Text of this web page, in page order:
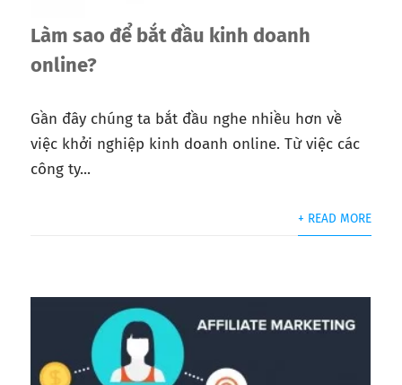
Làm sao để bắt đầu kinh doanh
online?
Gần đây chúng ta bắt đầu nghe nhiều hơn về
việc khởi nghiệp kinh doanh online. Từ việc các
công ty...
+ READ MORE